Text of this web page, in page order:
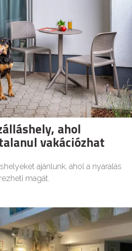
ahol
vakációzhat
ajánlunk, ahol a nyaralás
magát.